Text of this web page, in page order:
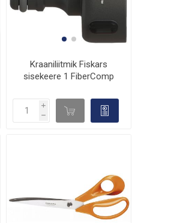
Kraaniliitmik Fiskars
sisekeere 1 FiberComp
i
h d 